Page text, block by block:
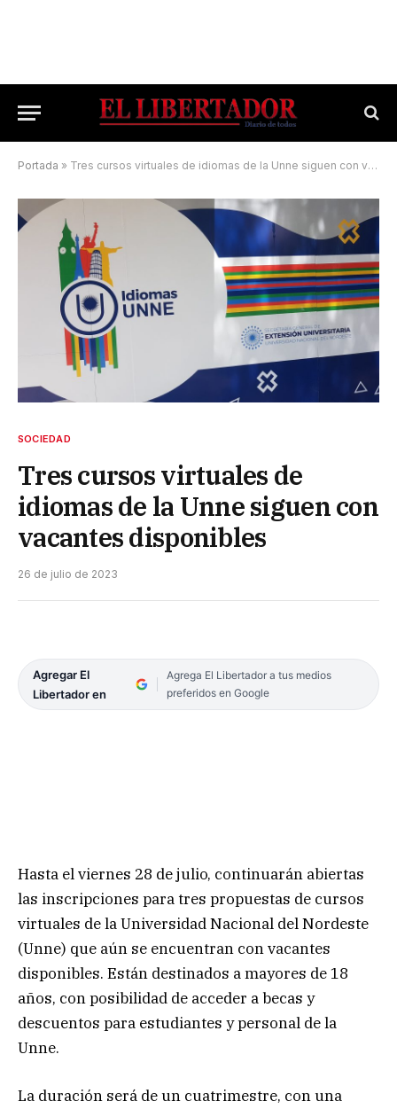
Portada » Tres cursos virtuales de idiomas de la Unne siguen con vacantes disponibles
SOCIEDAD
Tres cursos virtuales de
idiomas de la Unne siguen con
vacantes disponibles
26 de julio de 2023
Agregar El
Libertador en
Agrega El Libertador a tus medios
preferidos en Google
Hasta el viernes 28 de julio, continuarán abiertas
las inscripciones para tres propuestas de cursos
virtuales de la Universidad Nacional del Nordeste
(Unne) que aún se encuentran con vacantes
disponibles. Están destinados a mayores de 18
años, con posibilidad de acceder a becas y
descuentos para estudiantes y personal de la
Unne.
La duración será de un cuatrimestre, con una